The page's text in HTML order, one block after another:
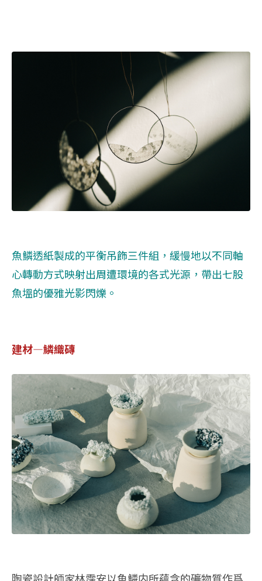
魚鱗透紙製成的平衡吊飾三件組，緩慢地以不同軸
心轉動方式映射出周遭環境的各式光源，帶出七股
魚塭的優雅光影閃爍。
建材—鱗織磚
陶瓷設計師家林霈安以魚鱗内所蘊含的礦物質作爲